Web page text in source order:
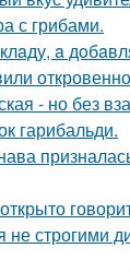
с грибами.
a
- но без
гарибальди.
не строгими